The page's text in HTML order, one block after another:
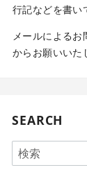
行記などを書い
メールによるお
からお願いいた
SEARCH